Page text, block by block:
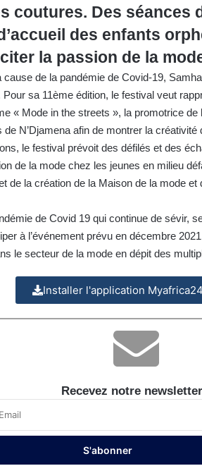
coutures. Des séances
des enfants
la passion de la
cause de la pandémie de Covid-19,
sa 11ème édition, le festival veut
« Mode in the streets », la promotrice de
N’Djamena afin de montrer la
le festival prévoit des défilés et des
de la mode chez les jeunes en milieu
de la création de la Maison de la mode et
de Covid 19 qui continue de sévir,
à l’événement prévu en décembre
le secteur de la mode en dépit des
Installer l'application Myafrica24
Recevez notre newsletter